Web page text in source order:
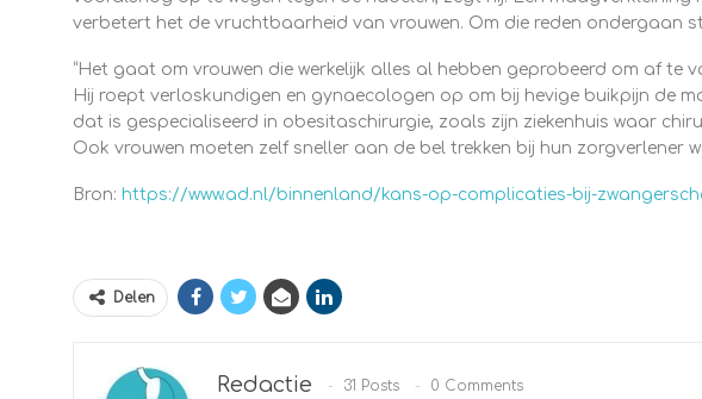
verbetert het de vruchtbaarheid van vrouwen. Om die reden ondergaan
“Het gaat om vrouwen die werkelijk alles al hebben geprobeerd om af te
Hij roept verloskundigen en gynaecologen op om bij hevige buikpijn de
dat is gespecialiseerd in obesitaschirurgie, zoals zijn ziekenhuis waar
Ook vrouwen moeten zelf sneller aan de bel trekken bij hun zorgverlener
Bron: https://www.ad.nl/binnenland/kans-op-complicaties-bij-
Delen
Redactie 31 Posts 0 Comments